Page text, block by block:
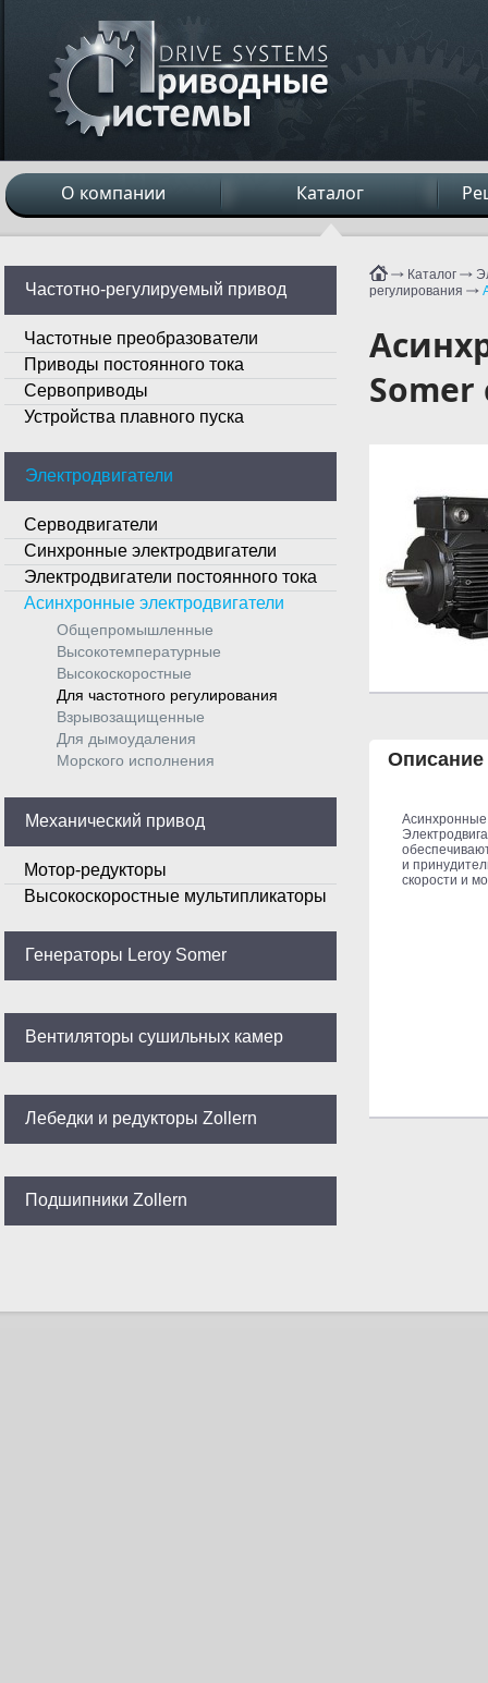
О компании Каталог
Каталог
регулирования
Somer
Описание
Асинхронные
и
скорости и
Частотно-регулируемый привод
Частотные преобразователи
Приводы постоянного тока
Сервоприводы
Устройства плавного пуска
Электродвигатели
Серводвигатели
Синхронные электродвигатели
Электродвигатели постоянного тока
Асинхронные электродвигатели
Общепромышленные
Высокотемпературные
Высокоскоростные
Для частотного регулирования
Взрывозащищенные
Для дымоудаления
Морского исполнения
Механический привод
Мотор-редукторы
Высокоскоростные мультипликаторы
Генераторы Leroy Somer
Вентиляторы сушильных камер
Лебедки и редукторы Zollern
Подшипники Zollern